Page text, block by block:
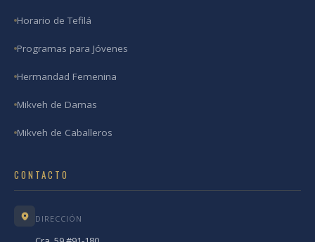
Horario de Tefilá
Programas para Jóvenes
Hermandad Femenina
Mikveh de Damas
Mikveh de Caballeros
CONTACTO
DIRECCIÓN